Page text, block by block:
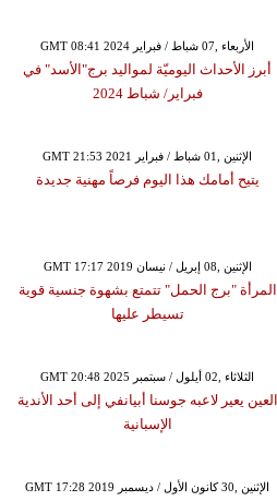
GMT 08:41 2024 الأربعاء ,07 شباط / فبراير
أبرز الأحداث اليوميّة لمواليد برج"الأسد" في
فبراير/ شباط 2024
GMT 21:53 2021 الإثنين ,01 شباط / فبراير
يتيح أمامك هذا اليوم فرصاً مهنية جديدة
GMT 17:17 2019 الإثنين ,08 إبريل / نيسان
المرأة "برج الحمل" تتمتع بشهوة جنسية قوية
تسيطر عليها
GMT 20:48 2025 الثلاثاء ,02 أيلول / سبتمبر
العين يعير لاعبه جوسنا أبيانفي إلى أحد الأندية
الإسبانية
GMT 17:28 2019 الإثنين ,30 كانون الأول / ديسمبر